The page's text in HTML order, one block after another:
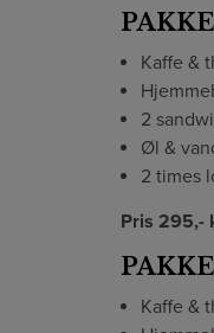
PAKKE
Kaffe &
2
Øl &
2 times
Pris 295,-
Kaffe &